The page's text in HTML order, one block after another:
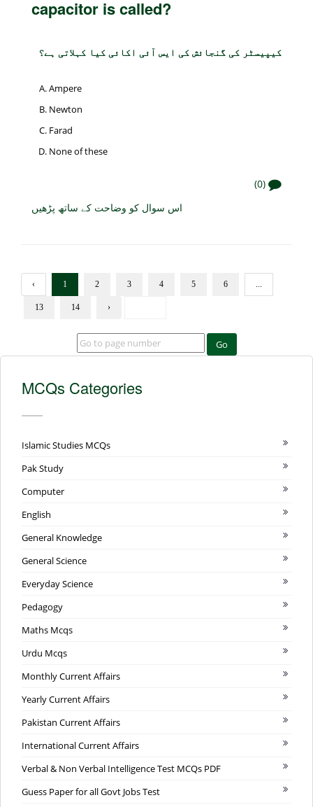
capacitor is called?
کیپیسٹر کی گنجائش کی ایس آئی اکائی کیا کہلاتی ہے؟
Ampere
Newton
Farad
None of these
(0)
اس سوال کو وضاحت کے ساتھ پڑھیں
‹ 1 2 3 4 5 6
13 14 ›
Go
MCQs Categories
Islamic Studies MCQs
Pak Study
Computer
English
General Knowledge
General Science
Everyday Science
Pedagogy
Maths Mcqs
Urdu Mcqs
Monthly Current Affairs
Yearly Current Affairs
Pakistan Current Affairs
International Current Affairs
Verbal & Non Verbal Intelligence Test MCQs PDF
Guess Paper for all Govt Jobs Test